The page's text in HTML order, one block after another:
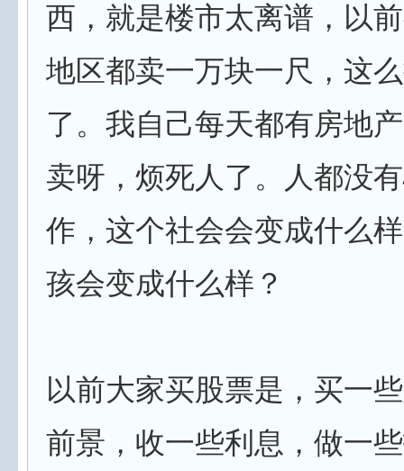
西，就是楼市太离谱，以
地区都卖一万块一尺，这
了。我自己每天都有房地
卖呀，烦死人了。人都没
作，这个社会会变成什么
孩会变成什么样？
以前大家买股票是，买一
前景，收一些利息，做一